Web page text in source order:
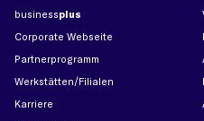
businessplus
Corporate Webseite
Partnerprogramm
Werkstätten/Filialen
Karriere